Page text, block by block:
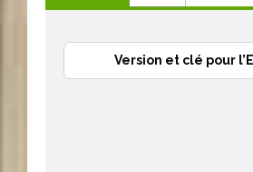
Version et clé pour